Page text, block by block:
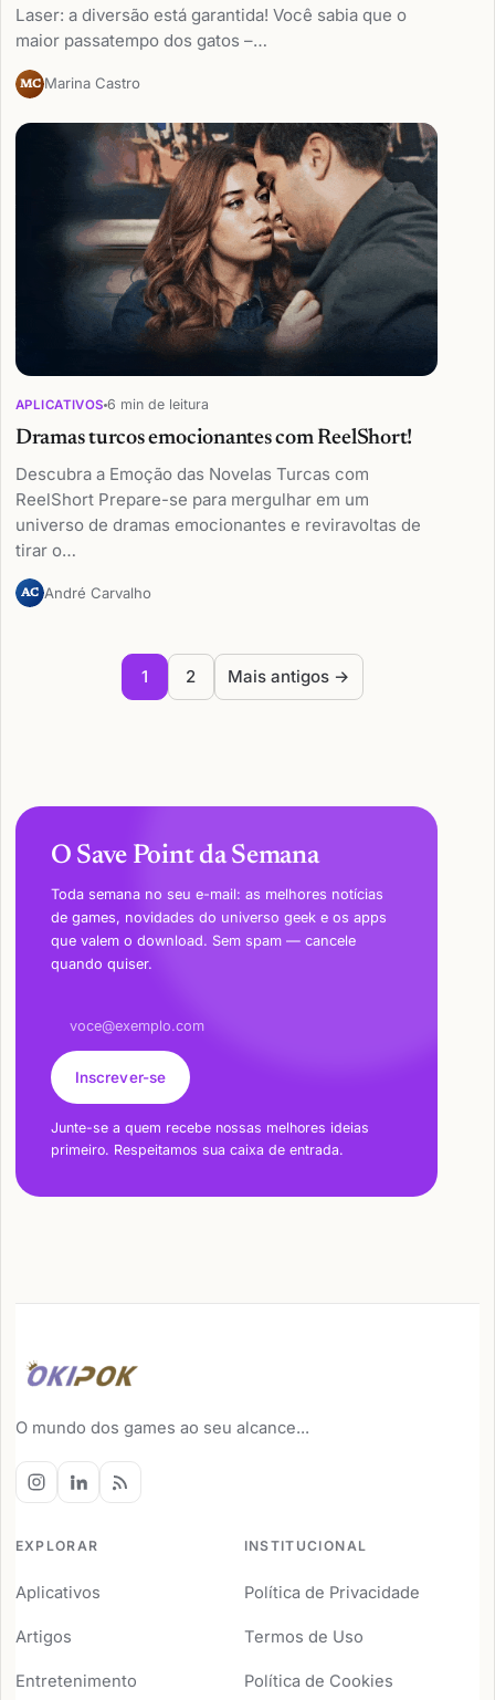
Laser: a diversão está garantida! Você sabia que o
maior passatempo dos gatos –…
MC Marina Castro
APLICATIVOS 6 min de leitura
Dramas turcos emocionantes com ReelShort!
Descubra a Emoção das Novelas Turcas com
ReelShort Prepare-se para mergulhar em um
universo de dramas emocionantes e reviravoltas de
tirar o…
AC André Carvalho
Paginação de posts
1 2 Mais antigos →
O Save Point da Semana
Toda semana no seu e-mail: as melhores notícias
de games, novidades do universo geek e os apps
que valem o download. Sem spam — cancele
quando quiser.
Inscrever-se
Junte-se a quem recebe nossas melhores ideias
primeiro. Respeitamos sua caixa de entrada.
O mundo dos games ao seu alcance...
EXPLORAR
Aplicativos
Artigos
Entretenimento
INSTITUCIONAL
Política de Privacidade
Termos de Uso
Política de Cookies